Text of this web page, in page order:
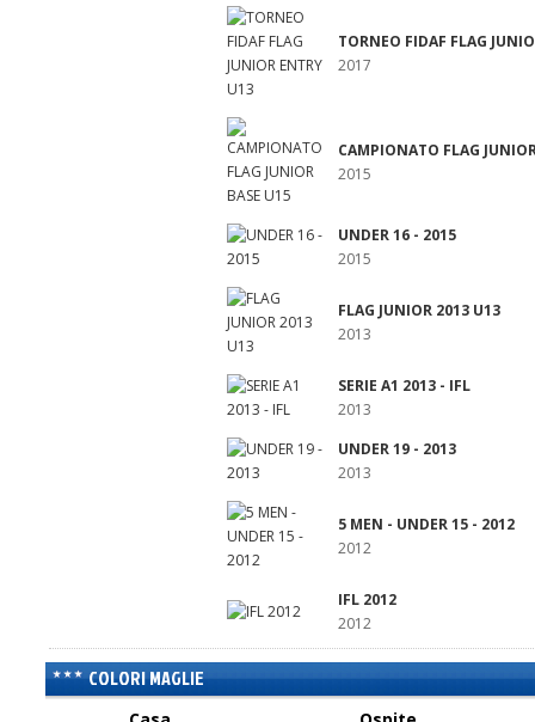
TORNEO FIDAF FLAG
2017
CAMPIONATO FLAG
2015
UNDER 16 - 2015
2015
FLAG JUNIOR 2013 U13
2013
SERIE A1 2013 - IFL
2013
UNDER 19 - 2013
2013
5 MEN - UNDER 15 - 2012
2012
IFL 2012
2012
COLORI MAGLIE